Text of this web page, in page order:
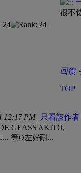
很不
回復
TOP
12:17 PM| 只看該作者
GEASS AKITO,
等O左好耐...